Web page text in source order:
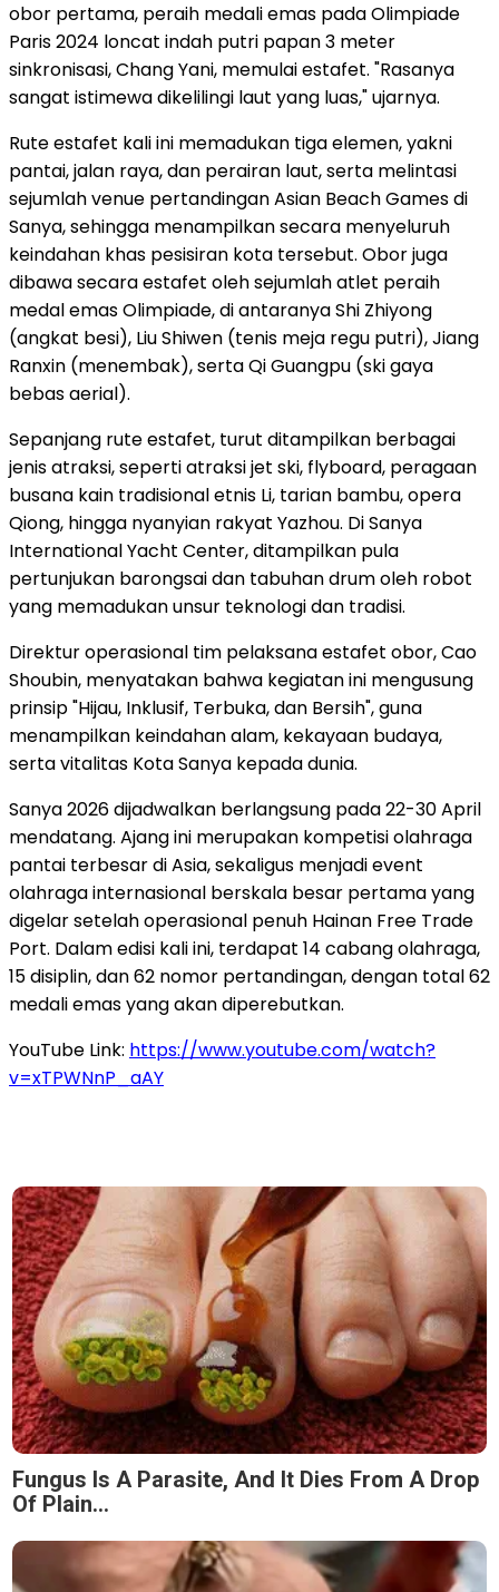
obor pertama, peraih medali emas pada Olimpiade
Paris 2024 loncat indah putri papan 3 meter
sinkronisasi, Chang Yani, memulai estafet. "Rasanya
sangat istimewa dikelilingi laut yang luas," ujarnya.
Rute estafet kali ini memadukan tiga elemen, yakni
pantai, jalan raya, dan perairan laut, serta melintasi
sejumlah venue pertandingan Asian Beach Games di
Sanya, sehingga menampilkan secara menyeluruh
keindahan khas pesisiran kota tersebut. Obor juga
dibawa secara estafet oleh sejumlah atlet peraih
medal emas Olimpiade, di antaranya Shi Zhiyong
(angkat besi), Liu Shiwen (tenis meja regu putri), Jiang
Ranxin (menembak), serta Qi Guangpu (ski gaya
bebas aerial).
Sepanjang rute estafet, turut ditampilkan berbagai
jenis atraksi, seperti atraksi jet ski, flyboard, peragaan
busana kain tradisional etnis Li, tarian bambu, opera
Qiong, hingga nyanyian rakyat Yazhou. Di Sanya
International Yacht Center, ditampilkan pula
pertunjukan barongsai dan tabuhan drum oleh robot
yang memadukan unsur teknologi dan tradisi.
Direktur operasional tim pelaksana estafet obor, Cao
Shoubin, menyatakan bahwa kegiatan ini mengusung
prinsip "Hijau, Inklusif, Terbuka, dan Bersih", guna
menampilkan keindahan alam, kekayaan budaya,
serta vitalitas Kota Sanya kepada dunia.
Sanya 2026 dijadwalkan berlangsung pada 22-30 April
mendatang. Ajang ini merupakan kompetisi olahraga
pantai terbesar di Asia, sekaligus menjadi event
olahraga internasional berskala besar pertama yang
digelar setelah operasional penuh Hainan Free Trade
Port. Dalam edisi kali ini, terdapat 14 cabang olahraga,
15 disiplin, dan 62 nomor pertandingan, dengan total 62
medali emas yang akan diperebutkan.
YouTube Link: https://www.youtube.com/watch?
v=xTPWNnP_aAY
Fungus Is A Parasite, And It Dies From A Drop
Of Plain...